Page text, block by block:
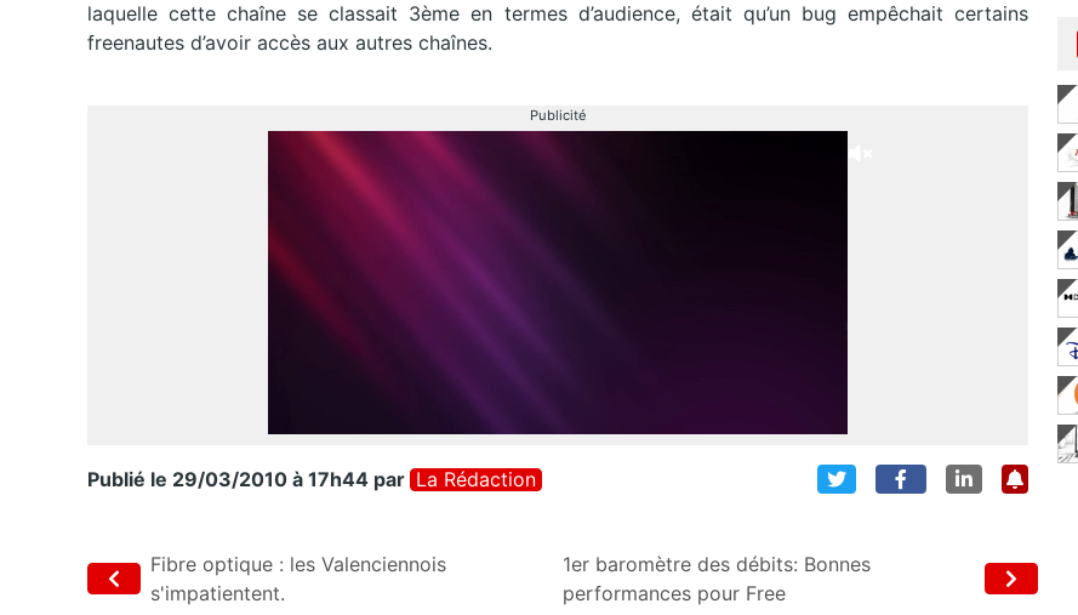
laquelle cette chaîne se classait 3ème en termes d’audience, était qu’un bug empêchait certains
freenautes d’avoir accès aux autres chaînes.
Publicité
Publié le 29/03/2010 à 17h44 par La Rédaction
Fibre optique : les Valenciennois
s'impatientent.
1er baromètre des débits: Bonnes
performances pour Free